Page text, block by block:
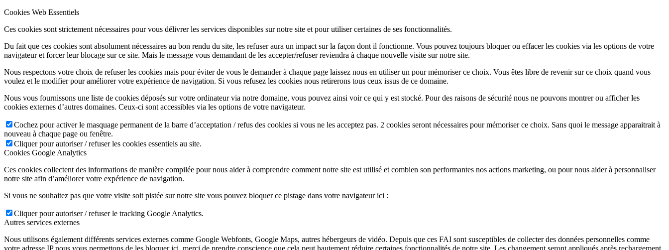
Cookies Web Essentiels
Ces cookies sont strictement nécessaires pour vous délivrer les services disponibles sur notre site et pour utiliser certaines de ses fonctionnalités.
Du fait que ces cookies sont absolument nécessaires au bon rendu du site, les refuser aura un impact sur la façon dont il fonctionne. Vous pouvez toujours bloquer ou effacer les cookies via les options de votre
navigateur et forcer leur blocage sur ce site. Mais le message vous demandant de les accepter/refuser reviendra à chaque nouvelle visite sur notre site.
Nous respectons votre choix de refuser les cookies mais pour éviter de vous le demander à chaque page laissez nous en utiliser un pour mémoriser ce choix. Vous êtes libre de revenir sur ce choix quand vous
voulez et le modifier pour améliorer votre expérience de navigation. Si vous refusez les cookies nous retirerons tous ceux issus de ce domaine.
Nous vous fournissons une liste de cookies déposés sur votre ordinateur via notre domaine, vous pouvez ainsi voir ce qui y est stocké. Pour des raisons de sécurité nous ne pouvons montrer ou afficher les
cookies externes d’autres domaines. Ceux-ci sont accessibles via les options de votre navigateur.
Cochez pour activer le masquage permanent de la barre d’acceptation / refus des cookies si vous ne les acceptez pas. 2 cookies seront nécessaires pour mémoriser ce choix. Sans quoi le message apparaitrait à
nouveau à chaque page ou fenêtre.
Cliquer pour autoriser / refuser les cookies essentiels au site.
Cookies Google Analytics
Ces cookies collectent des informations de manière compilée pour nous aider à comprendre comment notre site est utilisé et combien son performantes nos actions marketing, ou pour nous aider à personnaliser
notre site afin d’améliorer votre expérience de navigation.
Si vous ne souhaitez pas que votre visite soit pistée sur notre site vous pouvez bloquer ce pistage dans votre navigateur ici :
Cliquer pour autoriser / refuser le tracking Google Analytics.
Autres services externes
Nous utilisons également différents services externes comme Google Webfonts, Google Maps, autres hébergeurs de vidéo. Depuis que ces FAI sont susceptibles de collecter des données personnelles comme
votre adresse IP nous vous permettons de les bloquer ici. merci de prendre conscience que cela peut hautement réduire certaines fonctionnalités de notre site. Les changement seront appliqués après rechargement